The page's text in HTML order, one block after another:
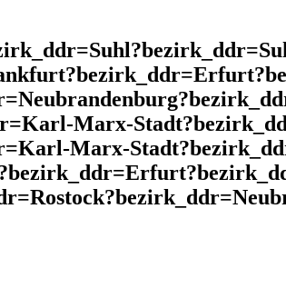
Marx-
Marx-